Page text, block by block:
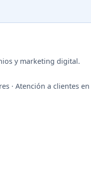
y marketing digital.
· Atención a clientes en